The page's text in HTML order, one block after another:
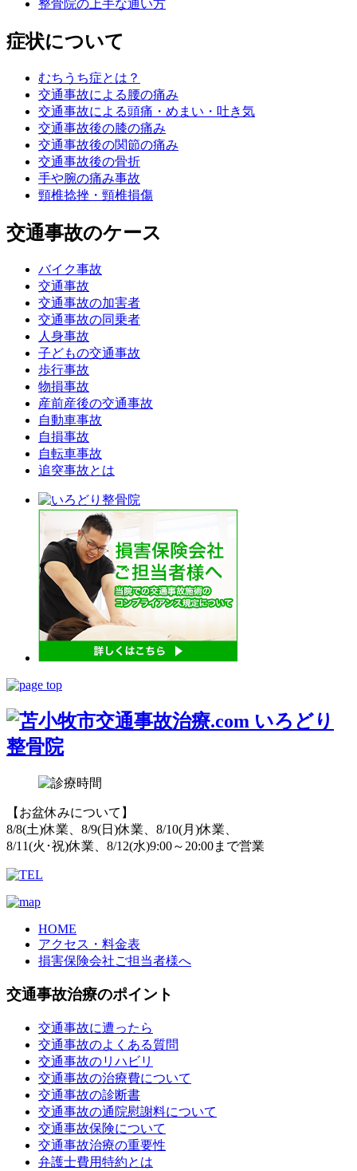
整骨院の上手な通い方
症状について
むちうち症とは？
交通事故による腰の痛み
交通事故による頭痛・めまい・吐き気
交通事故後の膝の痛み
交通事故後の関節の痛み
交通事故後の骨折
手や腕の痛み事故
頸椎捻挫・頸椎損傷
交通事故のケース
バイク事故
交通事故
交通事故の加害者
交通事故の同乗者
人身事故
子どもの交通事故
歩行事故
物損事故
産前産後の交通事故
自動車事故
自損事故
自転車事故
追突事故とは
【お盆休みについて】
8/8(土)休業、8/9(日)休業、8/10(月)休業、
8/11(火･祝)休業、8/12(水)9:00～20:00まで営業
HOME
アクセス・料金表
損害保険会社ご担当者様へ
交通事故治療のポイント
交通事故に遭ったら
交通事故のよくある質問
交通事故のリハビリ
交通事故の治療費について
交通事故の診断書
交通事故の通院慰謝料について
交通事故保険について
交通事故治療の重要性
弁護士費用特約とは